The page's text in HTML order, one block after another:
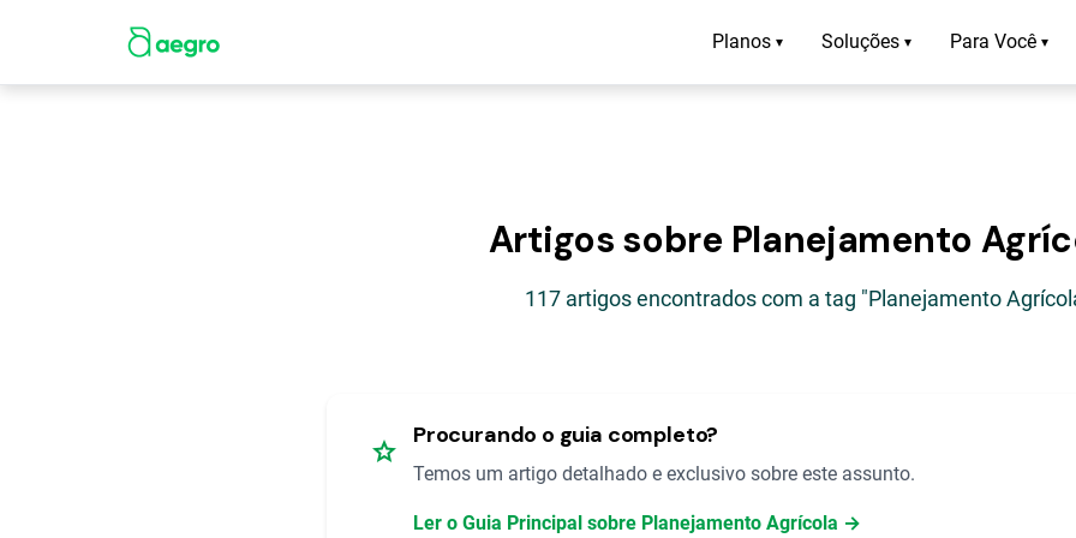
Planos ▾ Soluções ▾ Para Você ▾
Artigos sobre Planejamento
117 artigos encontrados com a tag "Planejamento
star Procurando o guia completo?
Temos um artigo detalhado e exclusivo sobre este assunto.
Ler o Guia Principal sobre Planejamento Agrícola →